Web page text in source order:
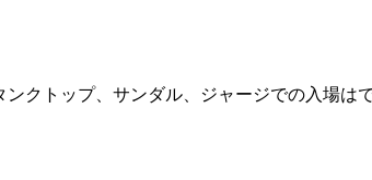
クトップ、サンダル、ジャージでの入場は